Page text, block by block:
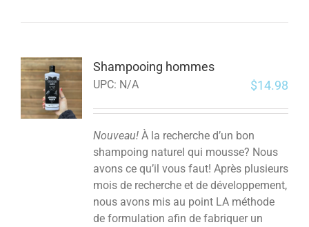
Shampooing hommes
UPC: N/A $14.98
Nouveau!À la recherche d’un bon
shampoing naturel qui mousse? Nous
avons ce qu’il vous faut! Après plusieurs
mois de recherche et de développement,
nous avons mis au point LA méthode
de formulation afin de fabriquer un